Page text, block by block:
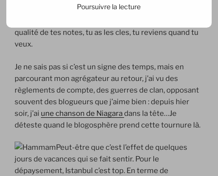
des turcs (pas de panique… j’y reviendrai), de nouveaux
qualité de tes notes, tu as les cles, tu reviens quand tu
veux.
Je ne sais pas si c’est un signe des temps, mais en
parcourant mon agrégateur au retour, j’ai vu des
règlements de compte, des guerres de clan, opposant
souvent des blogueurs que j’aime bien : depuis hier
soir, j’ai une chanson de Niagara dans la tête…Je
déteste quand le blogosphère prend cette tournure là.
Peut-être que c’est l’effet de quelques
jours de vacances qui se fait sentir. Pour le
dépaysement, Istanbul c’est top. En terme de
Poursuivre la lecture